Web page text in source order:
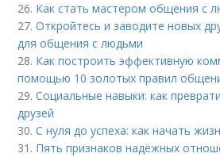
26. Как стать мастером общения с
27.Откройтесь и заводите новых
для общения с людьми
28. Как построить эффективную
помощью 10 золотых правил
29.Социальные навыки: как
друзей
30.С нуля до успеха: как начать
31. Пять признаков надёжных